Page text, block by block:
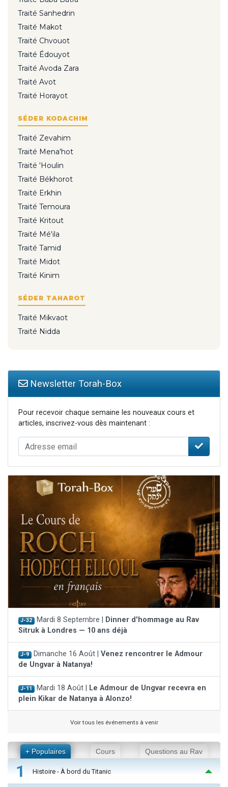
Traité Sanhedrin
Traité Makot
Traité Chvouot
Traité Édouyot
Traité Avoda Zara
Traité Avot
Traité Horayot
SÉDER KODACHIM
Traité Zevahim
Traité Mena'hot
Traité 'Houlin
Traité Békhorot
Traité Erkhin
Traité Temoura
Traité Kritout
Traité Mé'ila
Traité Tamid
Traité Midot
Traité Kinim
SÉDER TAHAROT
Traité Mikvaot
Traité Nidda
Newsletter Torah-Box
Pour recevoir chaque semaine les nouveaux cours et
articles, inscrivez-vous dès maintenant :
J-32 Mardi 8 Septembre | Dinner d'hommage au Rav
Sitruk à Londres — 10 ans déjà
J-9 Dimanche 16 Août | Venez rencontrer le Admour
de Ungvar à Natanya!
J-11 Mardi 18 Août | Le Admour de Ungvar recevra en
plein Kikar de Natanya à Alonzo!
Voir tous les événements à venir
+ Populaires Cours Questions au Rav
1 Histoire - À bord du Titanic